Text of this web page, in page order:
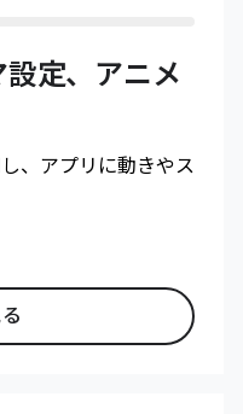
定、アニメ
、アプリに動きやス